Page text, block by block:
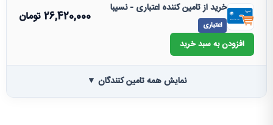
خرید از تامین کننده اعتباری - نسیبا
اعتباری
26,420,000تومان
افزودن به سبد خرید
نمایش همه تامین کنندگان ▼